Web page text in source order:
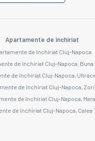
Apartamente de închiriat
de închiriat Cluj-Napoca
de închiriat Cluj-Napoca, Buna
de închiriat Cluj-Napoca,
de închiriat Cluj-Napoca,
de închiriat Cluj-Napoca,
de închiriat Cluj-Napoca, Calea